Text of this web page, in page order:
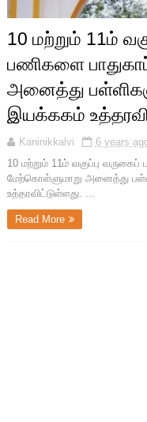
10 மற்றும் 11ம்
பணிகளை
அனைத்து
இயக்ககம்
Kaninikkalvi
6 years
10 மற்றும் 11ம் வகுப்பு
மேற்கொள்ளுமாறு அனைத்து
உத்தரவிட்டுள்ளது. ...
Read More